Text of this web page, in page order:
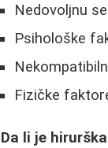
Nedovoljnu
Psihološke
Fizičke
Da li je